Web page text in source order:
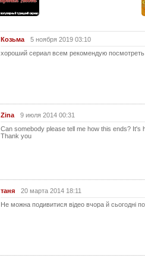
Козьма
5 ноября 2019 03:10
хороший сериал всем рекомендую посмотреть
Zina
9 июля 2014 00:31
Can somebody please tell me how this ends? It's
Thank you
таня
20 марта 2014 18:11
Не можна подивитися відео вчора й сьогодні